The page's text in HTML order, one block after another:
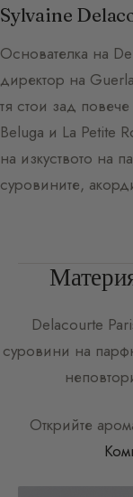
Sylvaine
Основателка на
директор на
тя стои зад
Beluga и La Petite
на изкуството на
суровините,
Delacourte
суровини на
Открийте